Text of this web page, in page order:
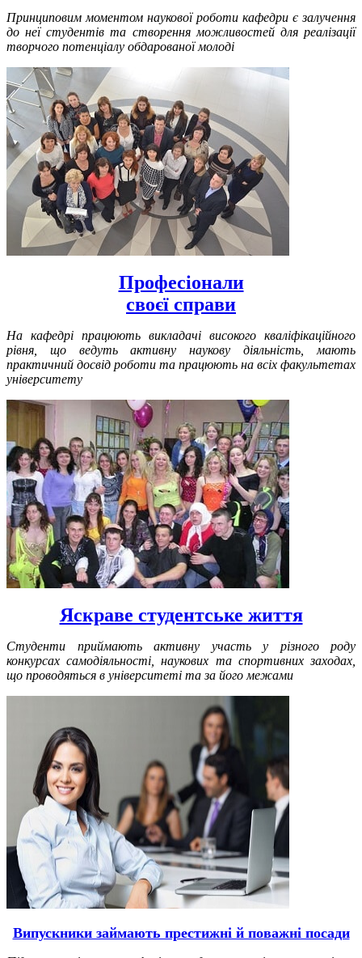
Принциповим моментом наукової роботи кафедри є залучення
до неї студентів та створення можливостей для реалізації
творчого потенціалу обдарованої молоді
Професіонали
своєї справи
На кафедрі працюють викладачі високого кваліфікаційного
рівня, що ведуть активну наукову діяльність, мають
практичний досвід роботи та працюють на всіх факультетах
університету
Яскраве студентське життя
Cтуденти приймають активну участь у різного роду
конкурсах самодіяльності, наукових та спортивних заходах,
що проводяться в університеті та за його межами
Випускники займають престижні й поважні посади